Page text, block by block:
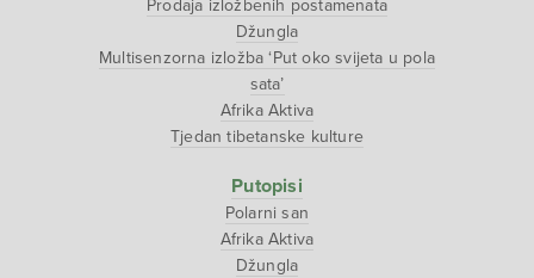
Prodaja izložbenih postamenata
Džungla
Multisenzorna izložba ‘Put oko svijeta u pola
sata’
Afrika Aktiva
Tjedan tibetanske kulture
Putopisi
Polarni san
Afrika Aktiva
Džungla